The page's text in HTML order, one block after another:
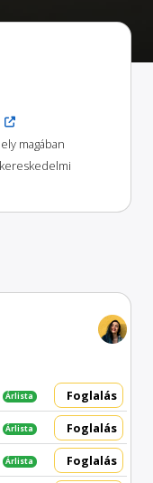
magában
Árlista Foglalás
Árlista Foglalás
Árlista Foglalás